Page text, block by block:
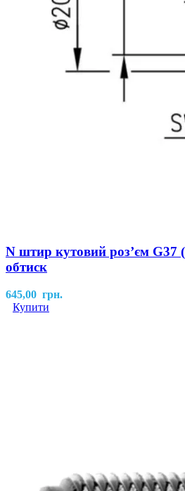
N штир кутовий розʼєм G37
обтиск
645,00 грн.
Купити